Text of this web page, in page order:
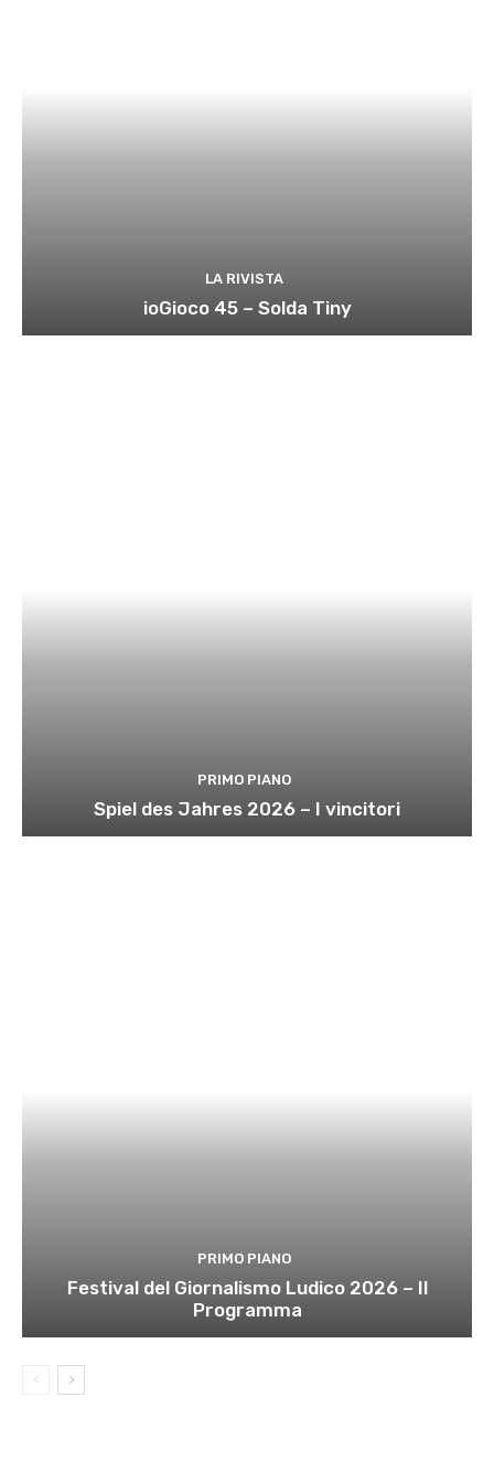
LA RIVISTA
ioGioco 45 – Solda Tiny
PRIMO PIANO
Spiel des Jahres 2026 – I vincitori
PRIMO PIANO
Festival del Giornalismo Ludico 2026 – Il
Programma